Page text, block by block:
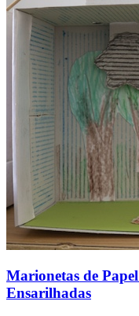
Marionetas de
Ensarilhadas